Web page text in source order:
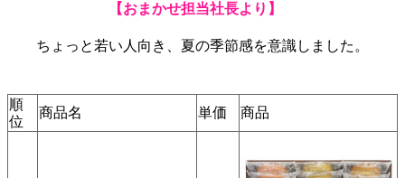
【おまかせ担当社長より】
ちょっと若い人向き、夏の季節感を意識しました。
順
位
商品名 単価 商品